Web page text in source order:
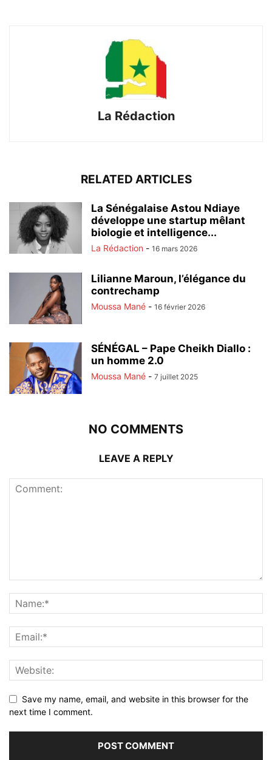
La Rédaction
RELATED ARTICLES
La Sénégalaise Astou Ndiaye
développe une startup mêlant
biologie et intelligence...
La Rédaction - 16 mars 2026
Lilianne Maroun, l’élégance du
contrechamp
Moussa Mané - 16 février 2026
SÉNÉGAL – Pape Cheikh Diallo :
un homme 2.0
Moussa Mané - 7 juillet 2025
NO COMMENTS
LEAVE A REPLY
Save my name, email, and website in this browser for the
next time I comment.